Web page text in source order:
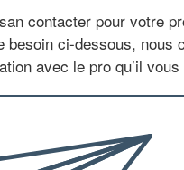
contacter pour votre
besoin ci-dessous, nous
avec le pro qu’il vous